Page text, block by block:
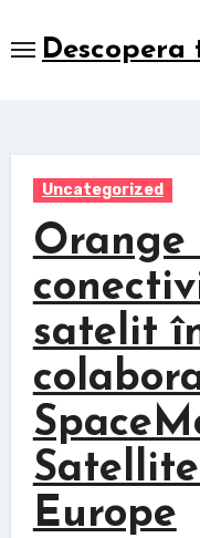
to
Uncategorized
Orange
satelit
Europe